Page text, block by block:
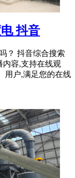
抖音
？ 抖音综合搜索
内容,支持在线观
用户,满足您的在线